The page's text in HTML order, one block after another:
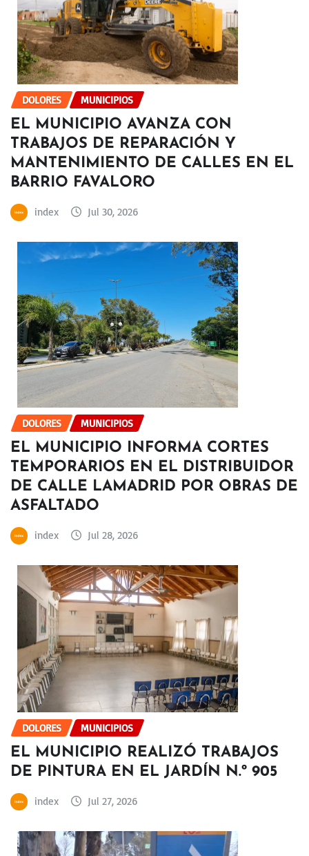
DOLORES MUNICIPIOS
EL MUNICIPIO AVANZA CON
TRABAJOS DE REPARACIÓN Y
MANTENIMIENTO DE CALLES EN EL
BARRIO FAVALORO
index Jul 30, 2026
DOLORES MUNICIPIOS
EL MUNICIPIO INFORMA CORTES
TEMPORARIOS EN EL DISTRIBUIDOR
DE CALLE LAMADRID POR OBRAS DE
ASFALTADO
index Jul 28, 2026
DOLORES MUNICIPIOS
EL MUNICIPIO REALIZÓ TRABAJOS
DE PINTURA EN EL JARDÍN N.º 905
index Jul 27, 2026